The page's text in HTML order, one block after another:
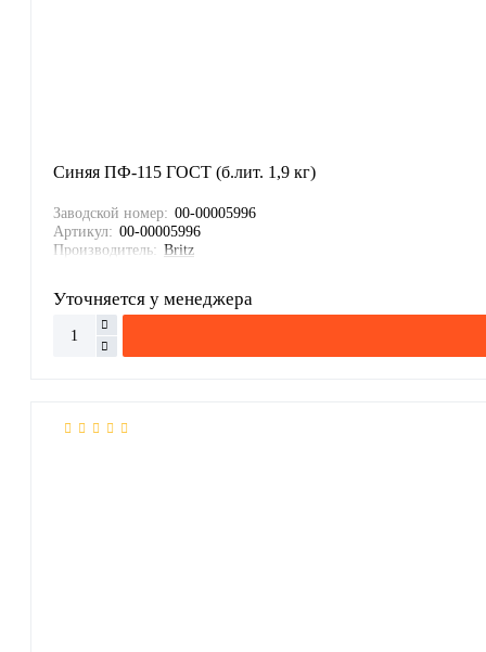
Синяя ПФ-115 ГОСТ (б.лит. 1,9 кг)
Заводской номер: 00-00005996
Артикул: 00-00005996
Производитель: Britz
Уточняется у менеджера